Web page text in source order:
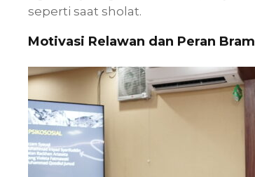
seperti saat sholat.
Motivasi Relawan dan Peran